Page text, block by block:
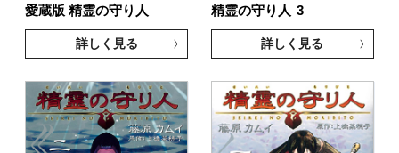
愛蔵版 精霊の守り人
詳しく見る
精霊の守り人 3
詳しく見る